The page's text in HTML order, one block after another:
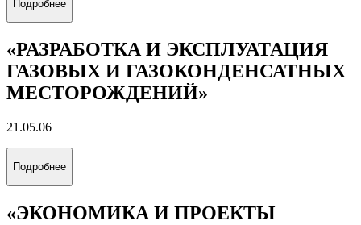
Направления обучения
(специальность)
Выберите направление обучения, которое соответствует
вашим интересам
«ЦИФРОВОЙ ГЕОИНЖИНИРИНГ»
21.05.03